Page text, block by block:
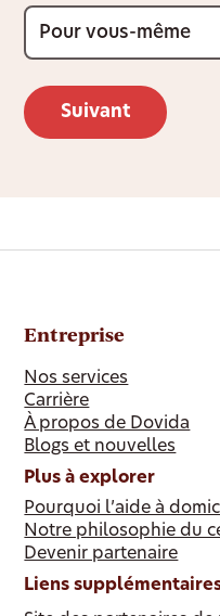
Entreprise
Nos services
Carrière
À propos de Dovida
Blogs et nouvelles
Plus à explorer
Pourquoi l’aide à
Notre philosophie du
Devenir partenaire
Liens